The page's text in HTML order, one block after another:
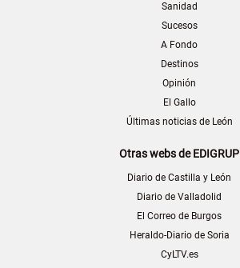
Sanidad
Sucesos
A Fondo
Destinos
Opinión
El Gallo
Últimas noticias de León
Otras webs de EDIGRUP
Diario de Castilla y León
Diario de Valladolid
El Correo de Burgos
Heraldo-Diario de Soria
CyLTV.es